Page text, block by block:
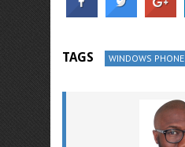
TAGS WINDOWS PHONE